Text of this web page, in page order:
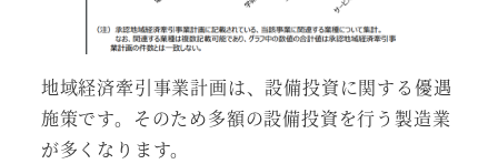
地域経済牽引事業計画は、設備投資に関する優遇
施策です。そのため多額の設備投資を行う製造業
が多くなります。